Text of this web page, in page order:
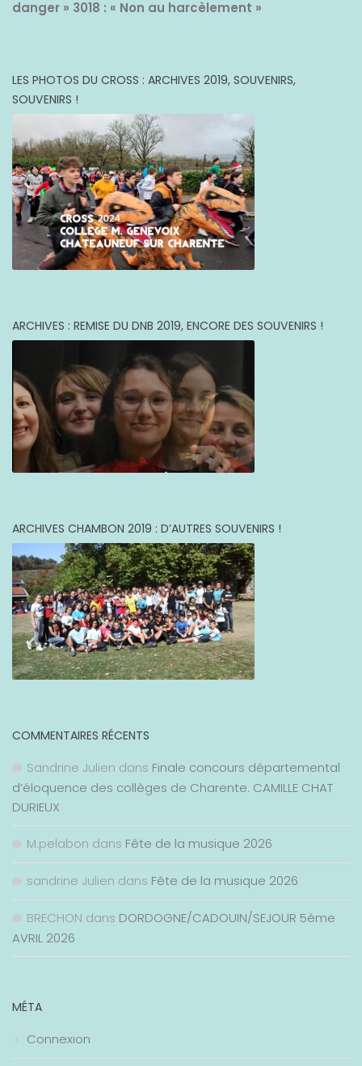
danger » 3018 : « Non au harcèlement »
LES PHOTOS DU CROSS : ARCHIVES 2019, SOUVENIRS,
SOUVENIRS !
ARCHIVES : REMISE DU DNB 2019, ENCORE DES SOUVENIRS !
ARCHIVES CHAMBON 2019 : D’AUTRES SOUVENIRS !
COMMENTAIRES RÉCENTS
Sandrine Julien dans Finale concours départemental
d’éloquence des collèges de Charente. CAMILLE CHAT
DURIEUX
M.pelabon dans Fête de la musique 2026
sandrine Julien dans Fête de la musique 2026
BRECHON dans DORDOGNE/CADOUIN/SEJOUR 5ème
AVRIL 2026
MÉTA
Connexion